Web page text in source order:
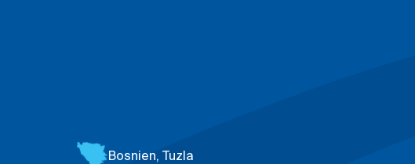
Bosnien, Tuzla